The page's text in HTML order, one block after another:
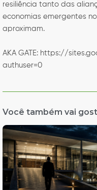
resiliência tanto das
economias emergentes
aproximam.
AKA GATE: https://
authuser=0
Você também vai